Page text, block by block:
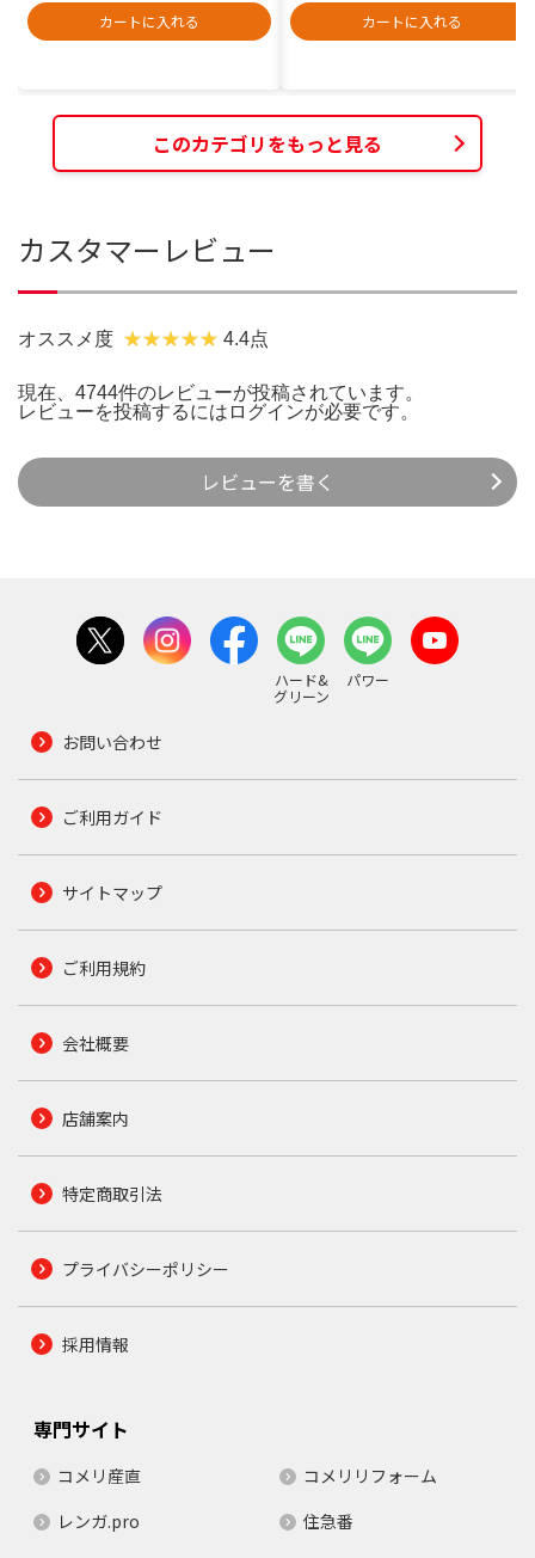
カートに入れる
カートに入れる
このカテゴリをもっと見る
カスタマーレビュー
オススメ度 4.4点
現在、4744件のレビューが投稿されています。
レビューを投稿するには ログインが必要です。
レビューを書く
ハード&
グリーン
パワー
お問い合わせ
ご利用ガイド
サイトマップ
ご利用規約
会社概要
店舗案内
特定商取引法
プライバシーポリシー
採用情報
専門サイト
コメリ産直
コメリリフォーム
レンガ.pro
住急番